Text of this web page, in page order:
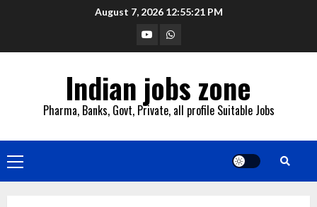
August 7, 2026 12:55:21 PM
YouTubeWhatsapp
Indian jobs zone
Pharma, Banks, Govt, Private, all profile Suitable Jobs
Primary
Menu